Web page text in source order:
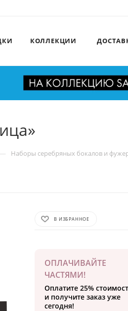
КОЛЛЕКЦИИ
Наборы серебряных бокалов и
В ИЗБРАННОЕ
ОПЛАЧИВАЙТЕ
ЧАСТЯМИ!
Оплатите 25%
и получите заказ уже
сегодня!